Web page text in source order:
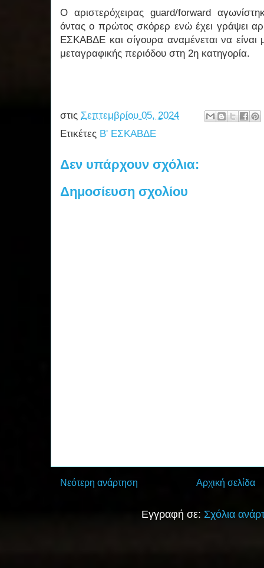
Ο αριστερόχειρας guard/forward
όντας ο πρώτος σκόρερ ενώ έχει γράψει
ΕΣΚΑΒΔΕ και σίγουρα αναμένεται να είναι
μεταγραφικής περιόδου στη 2η κατηγορία.
στις Σεπτεμβρίου 05, 2024
Ετικέτες Β' ΕΣΚΑΒΔΕ
Δεν υπάρχουν σχόλια:
Δημοσίευση σχολίου
Νεότερη ανάρτηση Αρχική σελίδα
Εγγραφή σε: Σχόλια